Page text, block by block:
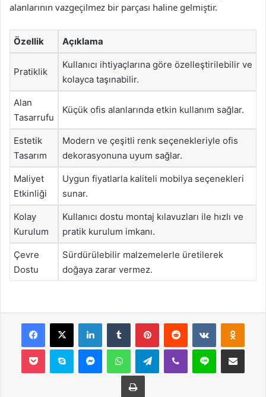
alanlarının vazgeçilmez bir parçası haline gelmiştir.
Özellik Açıklama
Pratiklik
Kullanıcı ihtiyaçlarına göre özelleştirilebilir ve
kolayca taşınabilir.
Alan
Tasarrufu
Küçük ofis alanlarında etkin kullanım sağlar.
Estetik
Tasarım
Modern ve çeşitli renk seçenekleriyle ofis
dekorasyonuna uyum sağlar.
Maliyet
Etkinliği
Uygun fiyatlarla kaliteli mobilya seçenekleri
sunar.
Kolay
Kurulum
Kullanıcı dostu montaj kılavuzları ile hızlı ve
pratik kurulum imkanı.
Çevre
Dostu
Sürdürülebilir malzemelerle üretilerek
doğaya zarar vermez.
Facebook
X LinkedInTumblr PinterestReddit VKontakte
Pocket Skype MessengerWhatsAppTelegramViber Line E-Posta ile
Yazdır